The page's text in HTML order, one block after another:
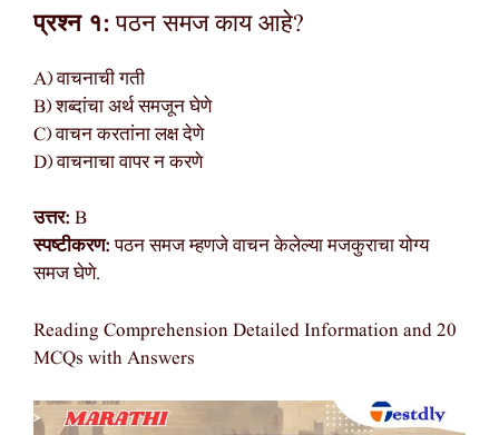
प्रश्न १:पठन समज काय आहे?
A) वाचनाची गती
B) शब्दांचा अर्थ समजून घेणे
C) वाचन करतांना लक्ष देणे
D) वाचनाचा वापर न करणे
उत्तर: B
स्पष्टीकरण:पठन समज म्हणजे वाचन केलेल्या मजकुराचा योग्य
समज घेणे.
Reading Comprehension Detailed Information and 20
MCQs with Answers